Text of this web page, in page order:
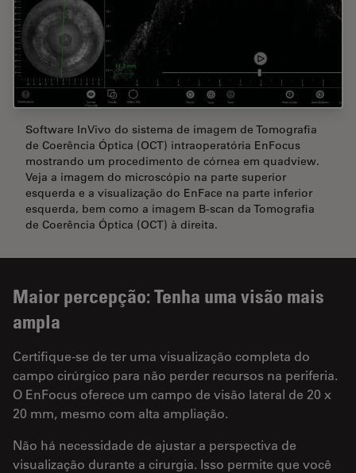
Software InVivo do sistema de imagem de Tomografia
de Coerência Óptica (OCT) intraoperatória EnFocus
mostrando um procedimento de córnea em quadview.
Veja a imagem do microscópio na parte superior
esquerda e a visualização do EnFace na parte inferior
esquerda, bem como a imagem B-scan da Tomografia
de Coerência Óptica (OCT) à direita.
Maior percepção: Tenha uma visão mais
ampla
Certifique-se de ter uma visualização completa do
campo cirúrgico para não perder recursos na periferia.
O EnFocus oferece um campo de visão lateral de 20 x
20 mm, mesmo com alta ampliação.
Não há necessidade de ajustar a perspectiva de
visualização durante a cirurgia. Isso permite que você